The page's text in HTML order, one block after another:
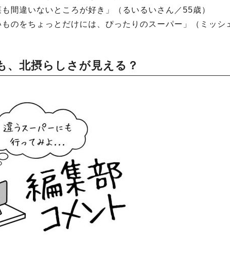
間違いないところが好き」（るいるいさん／55歳）
のをちょっとだけには、ぴったりのスーパー」（ミッシ
、北摂らしさが見える？